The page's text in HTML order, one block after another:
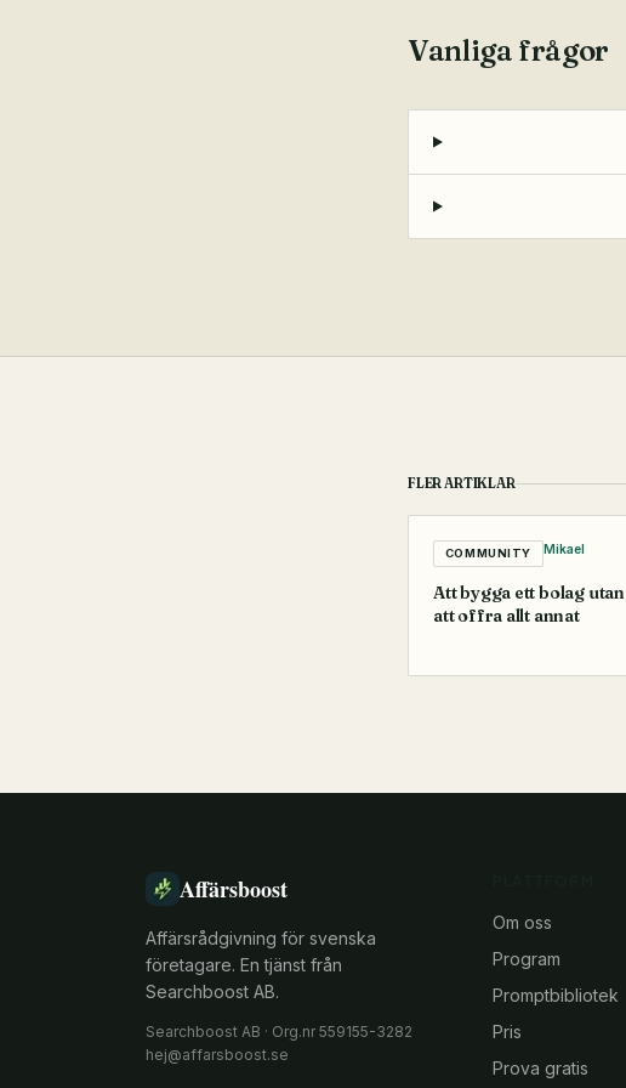
Vanliga frågor
FLER ARTIKLAR
COMMUNITY Mikael
Att bygga ett bolag utan
att offra allt annat
Affärsboost
Affärsrådgivning för svenska
företagare. En tjänst från
Searchboost AB.
Searchboost AB · Org.nr 559155-3282
hej@affarsboost.se
Om oss
Program
Promptbibliotek
Pris
Prova gratis